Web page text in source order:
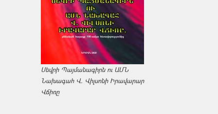
Սեվրի Պայմանագիրն ու ԱՄՆ
Նախագահ Վ. Վիլսոնի Իրավարար
Վճիռը